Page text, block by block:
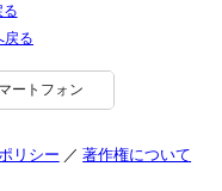
る
戻る
ートフォン
リシー 著作権について